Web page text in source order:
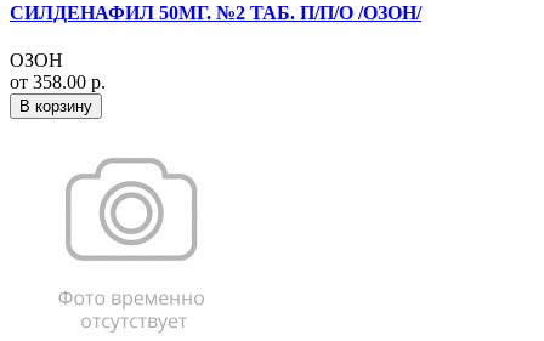
СИЛДЕНАФИЛ 50МГ. №2 ТАБ. П/П/О /ОЗОН/
ОЗОН
от 358.00 р.
В корзину